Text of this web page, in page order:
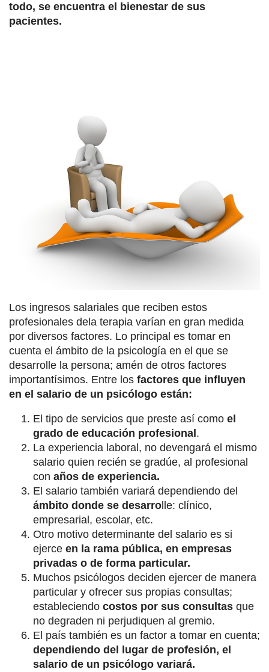
todo, se encuentra el bienestar de sus
pacientes.
Los ingresos salariales que reciben estos
profesionales dela terapia varían en gran medida
por diversos factores. Lo principal es tomar en
cuenta el ámbito de la psicología en el que se
desarrolle la persona; amén de otros factores
importantísimos. Entre los factores que influyen
en el salario de un psicólogo están:
El tipo de servicios que preste así como el
grado de educación profesional .
La experiencia laboral, no devengará el mismo
salario quien recién se gradúe, al profesional
con años de experiencia.
El salario también variará dependiendo del
ámbito donde se desarro lle: clínico,
empresarial, escolar, etc.
Otro motivo determinante del salario es si
ejerce en la rama pública, en empresas
privadas o de forma particular.
Muchos psicólogos deciden ejercer de manera
particular y ofrecer sus propias consultas;
estableciendo costos por sus consultas que
no degraden ni perjudiquen al gremio.
El país también es un factor a tomar en cuenta;
dependiendo del lugar de profesión, el
salario de un psicólogo variará.